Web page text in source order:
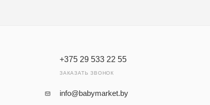
+375 29 533 22 55
ЗАКАЗАТЬ ЗВОНОК
info@babymarket.by